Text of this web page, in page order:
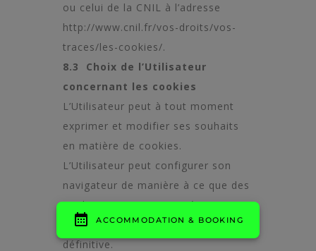
ou celui de la CNIL à l’adresse
http://www.cnil.fr/vos-droits/vos-
traces/les-cookies/.
8.3 Choix de l’Utilisateur
concernant les cookies
L’Utilisateur peut à tout moment
exprimer et modifier ses souhaits
en matière de cookies.
L’Utilisateur peut configurer son
navigateur de manière à ce que des
cookies soient enregistrés ou
rejetés, de manière ponctuelle ou
définitive.